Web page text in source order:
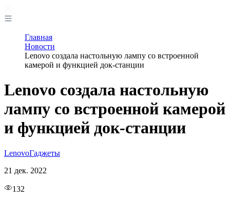
Главная
Новости
Lenovo создала настольную лампу со встроенной
камерой и функцией док-станции
Lenovo создала настольную
лампу со встроенной камерой
и функцией док-станции
LenovoГаджеты
21 дек. 2022
132